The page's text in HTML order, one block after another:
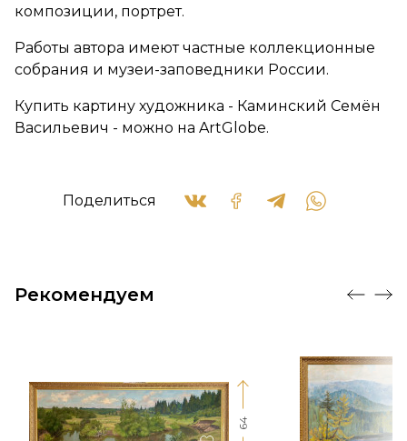
композиции, портрет.
Работы автора имеют частные коллекционные
собрания и музеи-заповедники России.
Купить картину художника - Каминский Семён
Васильевич - можно на ArtGlobe.
Поделиться
Рекомендуем
64